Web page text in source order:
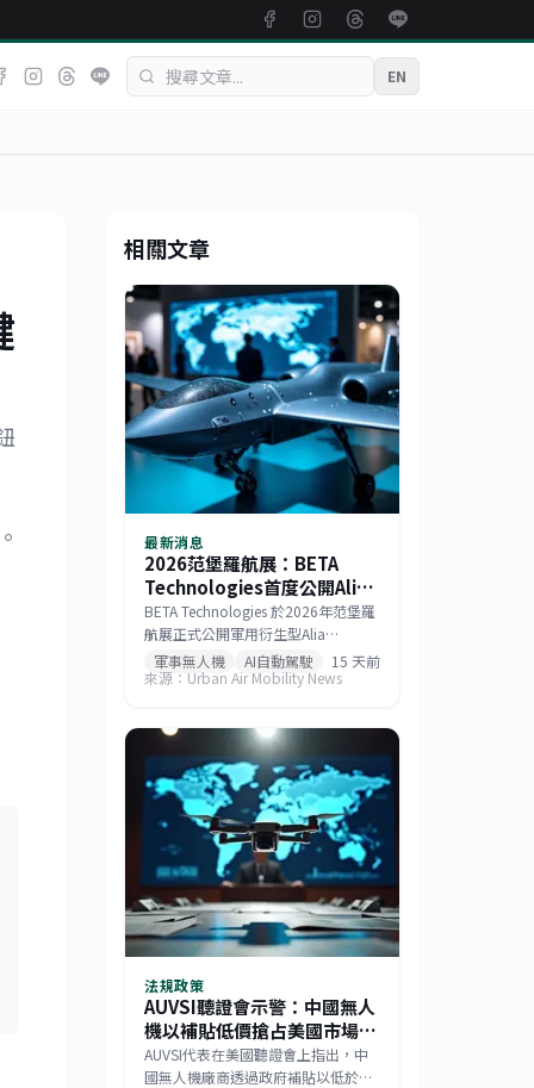
EN
相關文章
最新消息
2026范堡羅航展：BETA
Technologies首度公開Alia
MV250混合電力軍用物流無
人機
BETA Technologies 於2026年范堡羅
航展正式公開軍用衍生型Alia
MV250。此款混合電力無人機在酬載
2,000磅時擁有250海里戰術航程，若
海里，巡航速度逾170節。該機整合
GE Aerospace研發的渦輪發電機與
Sikorsky MATRIX自主系統，搭配開放
式架構飛行控制，能快速更換任務模
組。BETA強調，相較於傾轉旋翼機，
MV250能以更低成本提供更遠、更快
的運補能力，滿足未來分散式作戰需
求。
軍事無人機 AI自動駕駛
15 天前
來源：Urban Air Mobility News
法規政策
AUVSI聽證會示警：中國無人
機以補貼低價搶占美國市場，
機器人產業恐成下一個目標
AUVSI代表在美國聽證會上指出，中
國無人機廠商透過政府補貼以低於成